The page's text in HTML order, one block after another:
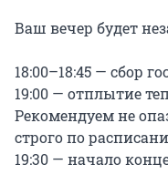
Ваш вечер будет
18:00–18:45 — сбор
19:00 — отплытие
Рекомендуем не
строго по
19:30 — начало